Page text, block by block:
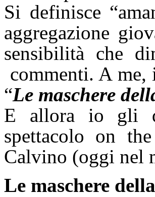
Si definisce
aggregazione
sensibilità che
commenti. A
“Le maschere
E allora io gli
spettacolo on
Calvino (oggi nel
Le maschere